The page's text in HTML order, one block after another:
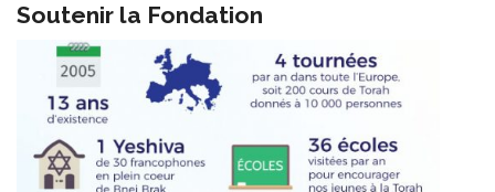
Soutenir la Fondation